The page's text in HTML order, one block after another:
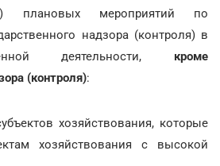
плановых мероприятий по
надзора (контроля) в
деятельности, кроме
(контроля):
хозяйствования, которые
хозяйствования с высокой